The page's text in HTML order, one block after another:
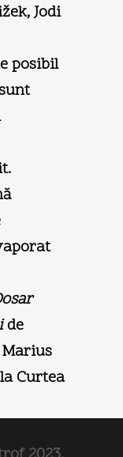
Jodi
posibil
de
Curtea